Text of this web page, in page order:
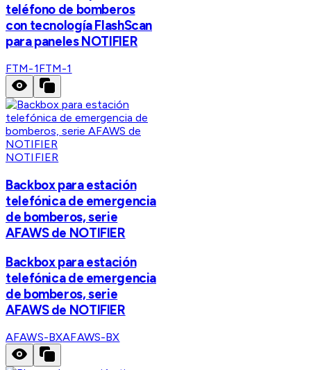
teléfono de bomberos
con tecnología FlashScan
para paneles NOTIFIER
FTM-1FTM-1
NOTIFIER
Backbox para estación
telefónica de emergencia
de bomberos, serie
AFAWS de NOTIFIER
Backbox para estación
telefónica de emergencia
de bomberos, serie
AFAWS de NOTIFIER
AFAWS-BXAFAWS-BX